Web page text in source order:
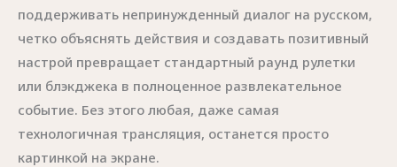
поддерживать непринужденный диалог на русском,
четко объяснять действия и создавать позитивный
настрой превращает стандартный раунд рулетки
или блэкджека в полноценное развлекательное
событие. Без этого любая, даже самая
технологичная трансляция, останется просто
картинкой на экране.